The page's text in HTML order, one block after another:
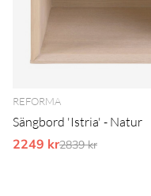
REFORMA
Sängbord 'Istria' - Natur
2249 krOrdinarie pris:
2839 kr